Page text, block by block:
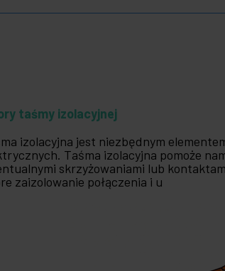
taśmy izolacyjnej
izolacyjna jest niezbędnym
Taśma izolacyjna pomoże
skrzyżowaniami lub
zaizolowanie połączenia i u